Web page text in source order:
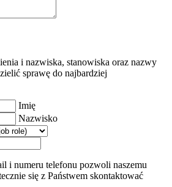
i nazwiska, stanowiska oraz nazwy
sprawę do najbardziej
Imię
Nazwisko
i numeru telefonu pozwoli naszemu
się z Państwem skontaktować